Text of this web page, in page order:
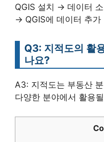
QGIS 설치 → 데이터
→ QGIS에 데이터 추
Q3: 지적도의 활
나요?
A3: 지적도는 부동산
다양한 분야에서 활용